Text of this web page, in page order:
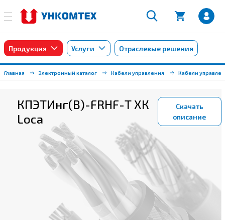
Продукция Услуги Отраслевые решения
Главная Электронный каталог Кабели управления Кабели
КПЭТИнг(B)-FRHF-Т ХК
Loca
Скачать
описание